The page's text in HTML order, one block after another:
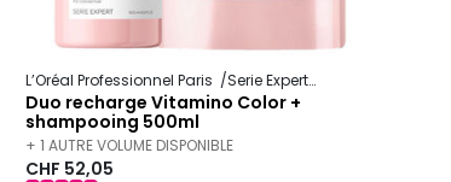
Color
L’Oréal Professionnel Paris Serie Expert
Duo recharge Vitamino Color +
shampooing 500ml
+ 1 AUTRE VOLUME DISPONIBLE
CHF 52,05